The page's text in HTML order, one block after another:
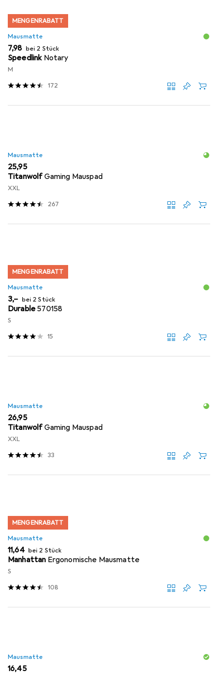
MENGENRABATT
Mausmatte
EUR
7,98 bei 2 Stück
Speedlink Notary
M
172
Mausmatte
EUR
25,95
TitanwolfGaming Mauspad
XXL
267
MENGENRABATT
Mausmatte
EUR
3,– bei 2 Stück
Durable570158
S
15
Mausmatte
EUR
26,95
TitanwolfGaming Mauspad
XXL
33
MENGENRABATT
Mausmatte
EUR
11,64 bei 2 Stück
Manhattan Ergonomische Mausmatte
S
108
Mausmatte
EUR
16,45